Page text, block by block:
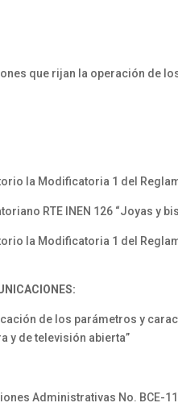
que rijan la operación de
la Modificatoria 1 del
RTE INEN 126 “Joyas y
la Modificatoria 1 del
de los parámetros y
y de televisión abierta”
Administrativas No. BCE-